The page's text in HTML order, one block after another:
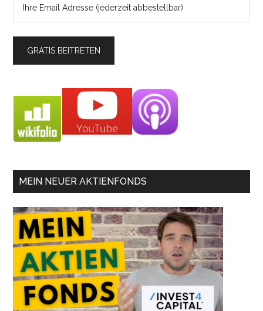
MEIN NEUER AKTIENFONDS